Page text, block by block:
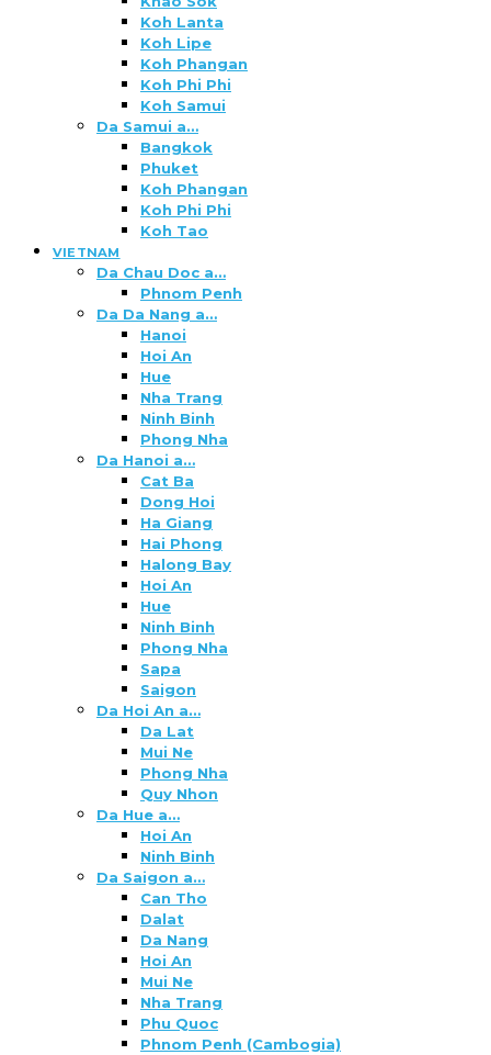
Koh Lanta
Koh Lipe
Koh Phangan
Koh Phi Phi
Koh Samui
Da Samui a…
Bangkok
Phuket
Koh Phangan
Koh Phi Phi
Koh Tao
VIETNAM
Da Chau Doc a…
Phnom Penh
Da Da Nang a…
Hanoi
Hoi An
Hue
Nha Trang
Ninh Binh
Phong Nha
Da Hanoi a…
Cat Ba
Dong Hoi
Ha Giang
Hai Phong
Halong Bay
Hoi An
Hue
Ninh Binh
Phong Nha
Sapa
Saigon
Da Hoi An a…
Da Lat
Mui Ne
Phong Nha
Quy Nhon
Da Hue a…
Hoi An
Ninh Binh
Da Saigon a…
Can Tho
Dalat
Da Nang
Hoi An
Mui Ne
Nha Trang
Phu Quoc
Phnom Penh (Cambogia)